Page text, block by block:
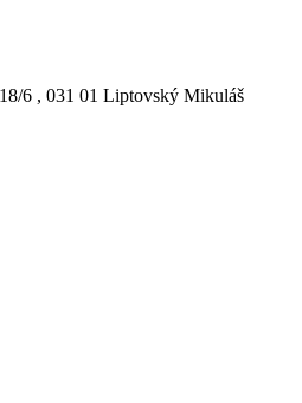
6 , 031 01 Liptovský Mikuláš